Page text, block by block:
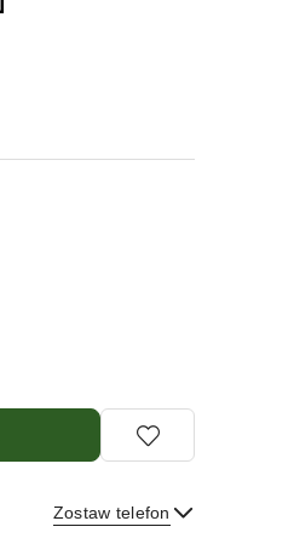
Zostaw telefon